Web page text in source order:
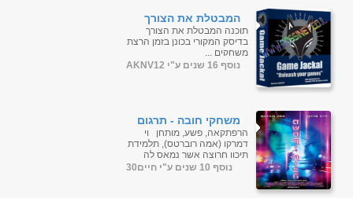
המבטלת את הצורך
בדיסק המקורי בכונן בזמן
הרצת
משחקיםGameJackal Pro
4.1.0.7 Final
תוכנה המבטלת את הצורך
בדיסק המקורי בכונן בזמן הרצת
משחקים ...
נוסף 16 שנים ע"י AKNV12
משחקי חובה - תרגום
מובנה - BDRip
הרפתקאה, פשע, מותחן וי
דמרקו (אמה רוברטס), תלמידת
תיכון חרוצה אשר נמאס לה
לצפות בחיים מהצד. כאשר היא
נוסף 10 שנים ע"י חיים30